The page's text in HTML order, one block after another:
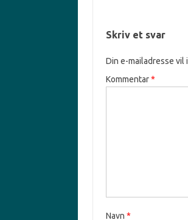
Skriv et svar
Din e-mailadresse vil
Kommentar*
Navn *